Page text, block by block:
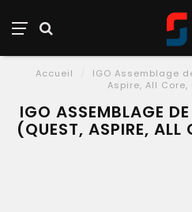
Accueil
IGO Assemblage
Aspire, All Core,
IGO ASSEMBLAGE DE
(QUEST, ASPIRE,